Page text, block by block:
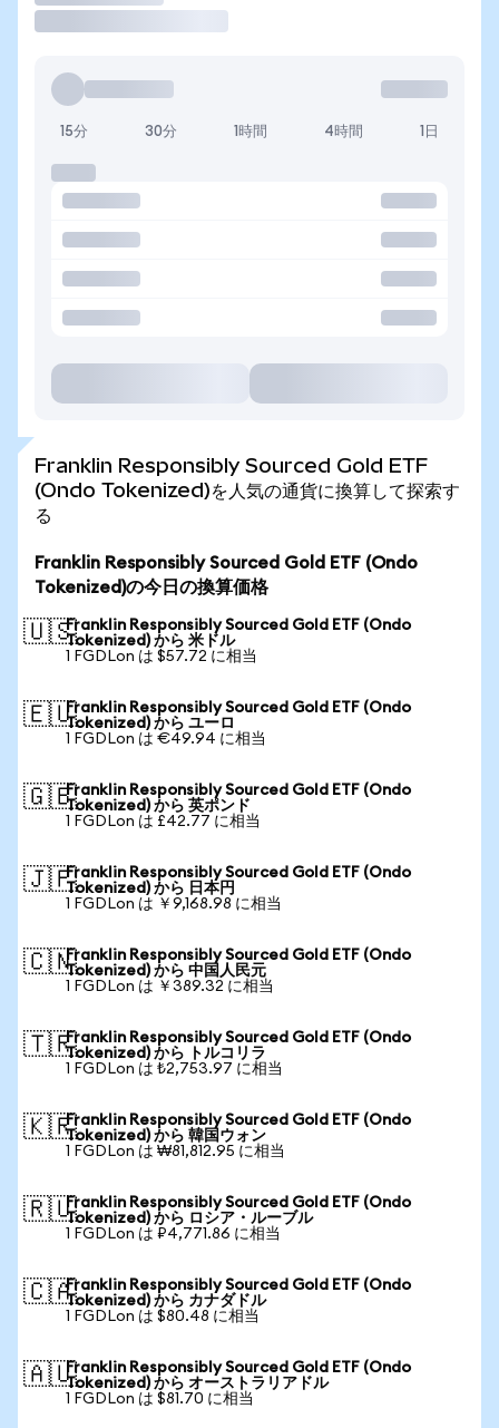
15分 30分 1時間 4時間 1日
Franklin Responsibly Sourced Gold ETF
(Ondo Tokenized)を人気の通貨に換算して探索す
る
Franklin Responsibly Sourced Gold ETF (Ondo
Tokenized)の今日の換算価格
🇺🇸Franklin Responsibly Sourced Gold ETF (Ondo
Tokenized) から 米ドル
1 FGDLon は $57.72 に相当
🇪🇺Franklin Responsibly Sourced Gold ETF (Ondo
Tokenized) から ユーロ
1 FGDLon は €49.94 に相当
🇬🇧Franklin Responsibly Sourced Gold ETF (Ondo
Tokenized) から 英ポンド
1 FGDLon は £42.77 に相当
🇯🇵Franklin Responsibly Sourced Gold ETF (Ondo
Tokenized) から 日本円
1 FGDLon は ￥9,168.98 に相当
🇨🇳Franklin Responsibly Sourced Gold ETF (Ondo
Tokenized) から 中国人民元
1 FGDLon は ￥389.32 に相当
🇹🇷Franklin Responsibly Sourced Gold ETF (Ondo
Tokenized) から トルコリラ
1 FGDLon は ₺2,753.97 に相当
🇰🇷Franklin Responsibly Sourced Gold ETF (Ondo
Tokenized) から 韓国ウォン
1 FGDLon は ₩81,812.95 に相当
🇷🇺Franklin Responsibly Sourced Gold ETF (Ondo
Tokenized) から ロシア・ルーブル
1 FGDLon は ₽4,771.86 に相当
🇨🇦Franklin Responsibly Sourced Gold ETF (Ondo
Tokenized) から カナダドル
1 FGDLon は $80.48 に相当
🇦🇺Franklin Responsibly Sourced Gold ETF (Ondo
Tokenized) から オーストラリアドル
1 FGDLon は $81.70 に相当